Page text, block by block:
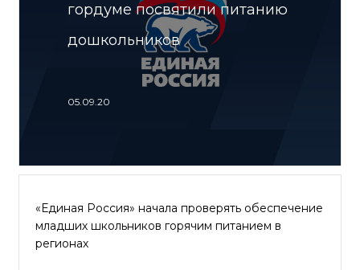
гордуме посвятили питанию
дошкольников
05.09.20
«Единая Россия» начала проверять обеспечение
младших школьников горячим питанием в
регионах